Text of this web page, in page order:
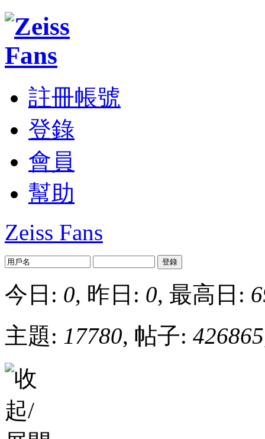
註冊帳號
登錄
會員
幫助
Zeiss Fans
登錄
今日: 0, 昨日: 0, 最高日:
主題: 17780, 帖子: 426865